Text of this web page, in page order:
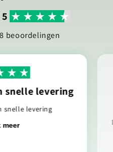
beoordelingen
snelle levering
snelle levering
meer